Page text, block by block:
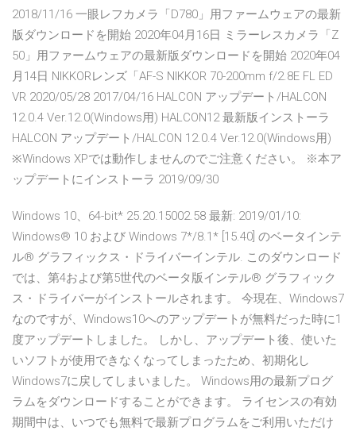
2018/11/16 一眼レフカメラ「D780」用ファームウェアの最新
版ダウンロードを開始 2020年04月16日 ミラーレスカメラ「Z
50」用ファームウェアの最新版ダウンロードを開始 2020年04
月14日 NIKKORレンズ「AF-S NIKKOR 70-200mm f/2.8E FL ED
VR 2020/05/28 2017/04/16 HALCON アップデート/HALCON
12.0.4 Ver.12.0(Windows用) HALCON12 最新版インストーラ
HALCON アップデート/HALCON 12.0.4 Ver.12.0(Windows用)
※Windows XPでは動作しませんのでご注意ください。 ※本ア
ップデートにインストーラ 2019/09/30
Windows 10、64-bit* 25.20.15002.58 最新: 2019/01/10:
Windows® 10 および Windows 7*/8.1* [15.40] のベータインテ
ル® グラフィックス・ドライバーインテル. このダウンロード
では、第4および第5世代のベータ版インテル® グラフィック
ス・ドライバーがインストールされます。 今現在、Windows7
なのですが、Windows10へのアップデートが無料だった時に1
度アップデートしました。 しかし、アップデート後、使いた
いソフトが使用できなくなってしまったため、初期化し
Windows7に戻してしまいました。 Windows用の最新プログ
ラムをダウンロードすることができます。 ライセンスの有効
期間中は、いつでも無料で最新プログラムをご利用いただけ